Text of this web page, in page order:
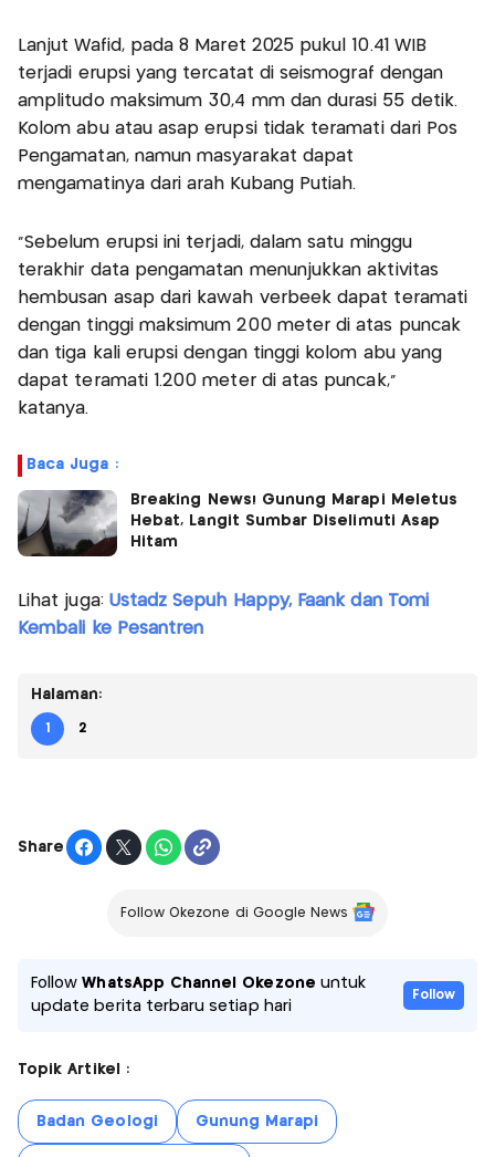
Lanjut Wafid, pada 8 Maret 2025 pukul 10.41 WIB
terjadi erupsi yang tercatat di seismograf dengan
amplitudo maksimum 30,4 mm dan durasi 55 detik.
Kolom abu atau asap erupsi tidak teramati dari Pos
Pengamatan, namun masyarakat dapat
mengamatinya dari arah Kubang Putiah.
“Sebelum erupsi ini terjadi, dalam satu minggu
terakhir data pengamatan menunjukkan aktivitas
hembusan asap dari kawah verbeek dapat teramati
dengan tinggi maksimum 200 meter di atas puncak
dan tiga kali erupsi dengan tinggi kolom abu yang
dapat teramati 1.200 meter di atas puncak,”
katanya.
Baca Juga :
Breaking News! Gunung Marapi Meletus
Hebat, Langit Sumbar Diselimuti Asap
Hitam
Lihat juga: Ustadz Sepuh Happy, Faank dan Tomi
Kembali ke Pesantren
Halaman:
1 2
Share
Follow Okezone di Google News
FollowWhatsApp Channel Okezone untuk
update berita terbaru setiap hari
Follow
Topik Artikel :
Badan Geologi Gunung Marapi